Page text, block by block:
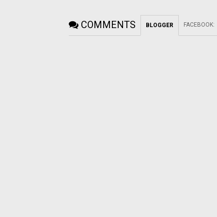
COMMENTS BLOGGER FACEBOOK: